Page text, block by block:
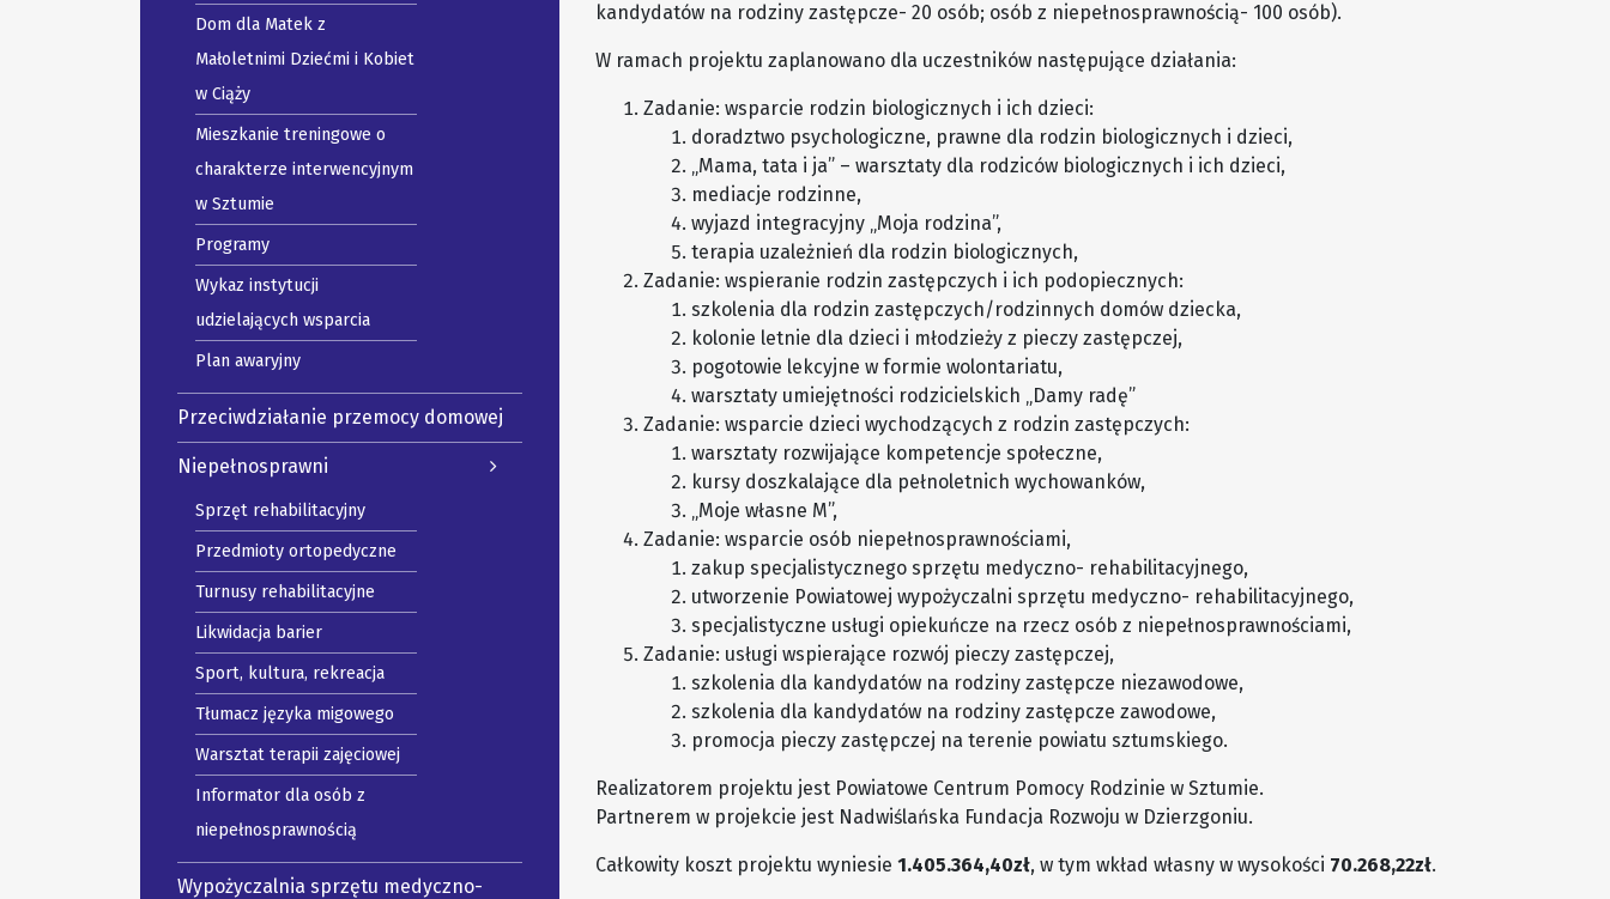
Dom dla Matek z
Małoletnimi Dziećmi i Kobiet
w Ciąży
Mieszkanie treningowe o
charakterze interwencyjnym
w Sztumie
Programy
Wykaz instytucji
udzielających wsparcia
Plan awaryjny
Przeciwdziałanie przemocy domowej
Niepełnosprawni
Sprzęt rehabilitacyjny
Przedmioty ortopedyczne
Turnusy rehabilitacyjne
Likwidacja barier
Sport, kultura, rekreacja
Tłumacz języka migowego
Warsztat terapii zajęciowej
Informator dla osób z
niepełnosprawnością
Wypożyczalnia sprzętu medyczno-
kandydatów na rodziny zastępcze- 20 osób; osób z niepełnosprawnością- 100 osób).
W ramach projektu zaplanowano dla uczestników następujące działania:
Zadanie: wsparcie rodzin biologicznych i ich dzieci:
doradztwo psychologiczne, prawne dla rodzin biologicznych i dzieci,
„Mama, tata i ja” – warsztaty dla rodziców biologicznych i ich dzieci,
mediacje rodzinne,
wyjazd integracyjny „Moja rodzina”,
terapia uzależnień dla rodzin biologicznych,
Zadanie: wspieranie rodzin zastępczych i ich podopiecznych:
szkolenia dla rodzin zastępczych/rodzinnych domów dziecka,
kolonie letnie dla dzieci i młodzieży z pieczy zastępczej,
pogotowie lekcyjne w formie wolontariatu,
warsztaty umiejętności rodzicielskich „Damy radę”
Zadanie: wsparcie dzieci wychodzących z rodzin zastępczych:
warsztaty rozwijające kompetencje społeczne,
kursy doszkalające dla pełnoletnich wychowanków,
„Moje własne M”,
Zadanie: wsparcie osób niepełnosprawnościami,
zakup specjalistycznego sprzętu medyczno- rehabilitacyjnego,
utworzenie Powiatowej wypożyczalni sprzętu medyczno- rehabilitacyjnego,
specjalistyczne usługi opiekuńcze na rzecz osób z niepełnosprawnościami,
Zadanie: usługi wspierające rozwój pieczy zastępczej,
szkolenia dla kandydatów na rodziny zastępcze niezawodowe,
szkolenia dla kandydatów na rodziny zastępcze zawodowe,
promocja pieczy zastępczej na terenie powiatu sztumskiego.
Realizatorem projektu jest Powiatowe Centrum Pomocy Rodzinie w Sztumie.
Partnerem w projekcie jest Nadwiślańska Fundacja Rozwoju w Dzierzgoniu.
Całkowity koszt projektu wyniesie 1.405.364,40zł, w tym wkład własny w wysokości 70.268,22zł.